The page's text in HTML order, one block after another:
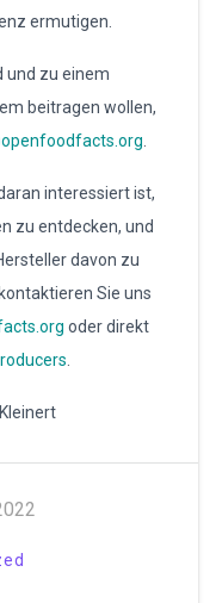
ermutigen.
und zu einem
beitragen wollen,
interessiert ist,
zu entdecken, und
davon zu
Sie uns
oder direkt